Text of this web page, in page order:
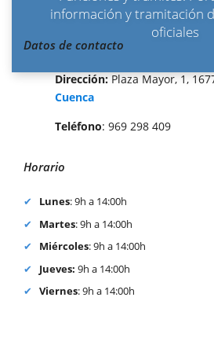
información y tramitación
oficiales
Datos de contacto
Dirección:Plaza Mayor, 1,
Cuenca
Teléfono: 969 298 409
Horario
Lunes: 9h a 14:00h
Martes: 9h a 14:00h
Miércoles: 9h a 14:00h
Jueves: 9h a 14:00h
Viernes: 9h a 14:00h